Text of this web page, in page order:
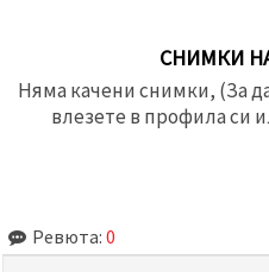
СНИМКИ
Няма качени снимки, (За
влезете в профила си
Ревюта: 0